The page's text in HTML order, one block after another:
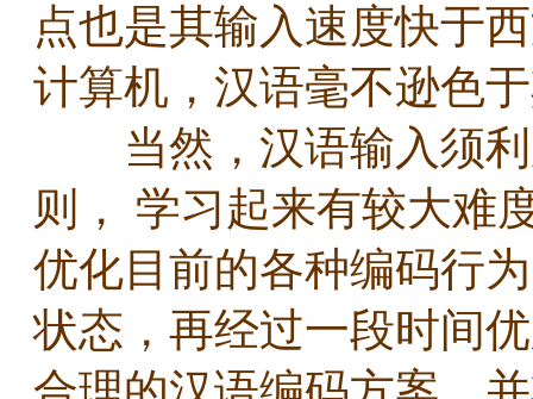
点也是其输入速度快于
计算机，汉语毫不逊色
当然，汉语输入须利
则， 学习起来有较大难
优化目前的各种编码行
状态，再经过一段时间